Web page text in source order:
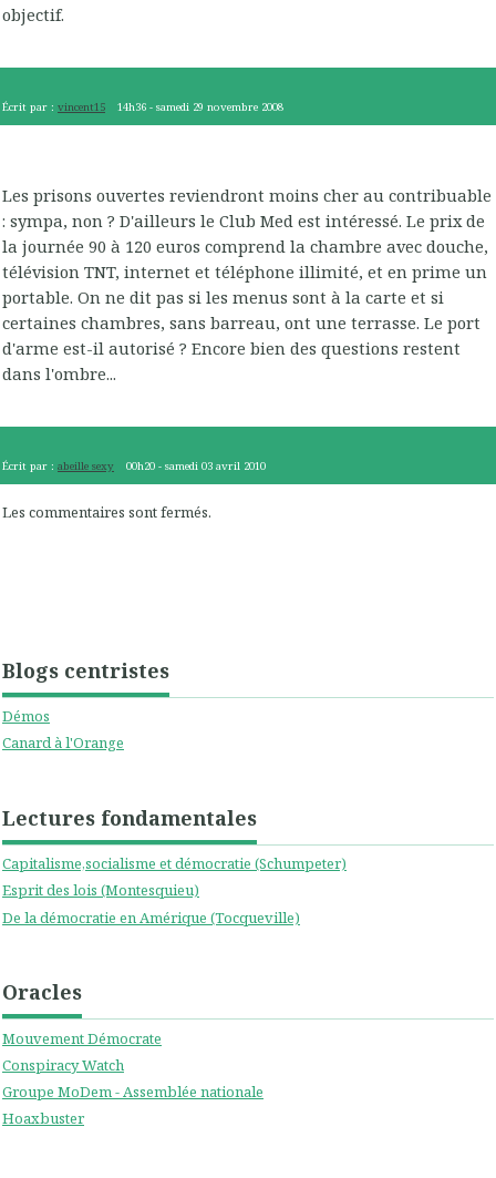
Blogs centristes
Démos
Canard à l'Orange
Lectures fondamentales
Capitalisme,socialisme et démocratie (Schumpeter)
Esprit des lois (Montesquieu)
De la démocratie en Amérique (Tocqueville)
Oracles
Mouvement Démocrate
Conspiracy Watch
Groupe MoDem - Assemblée nationale
Hoaxbuster
objectif.
Écrit par : vincent15 14h36 -samedi 29 novembre 2008
Les prisons ouvertes reviendront moins cher au contribuable
: sympa, non ? D'ailleurs le Club Med est intéressé. Le prix de
la journée 90 à 120 euros comprend la chambre avec douche,
télévision TNT, internet et téléphone illimité, et en prime un
portable. On ne dit pas si les menus sont à la carte et si
certaines chambres, sans barreau, ont une terrasse. Le port
d'arme est-il autorisé ? Encore bien des questions restent
dans l'ombre...
Écrit par : abeille sexy 00h20 -samedi 03 avril 2010
Les commentaires sont fermés.